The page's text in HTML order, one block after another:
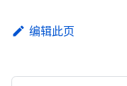
编辑此页